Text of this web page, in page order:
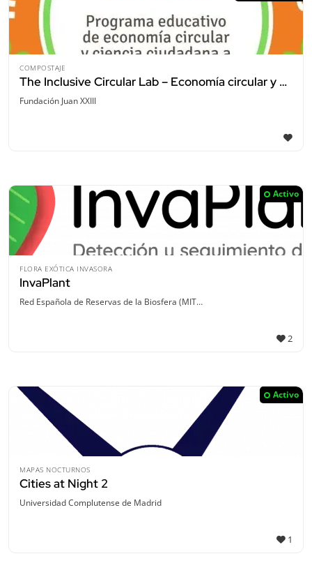
COMPOSTAJE
The Inclusive Circular Lab – Economía circular y ciencia ciudadana en escuelas
Fundación Juan XXIII
Activo
FLORA EXÓTICA INVASORA
InvaPlant
Red Española de Reservas de la Biosfera (MIT…
2
Activo
MAPAS NOCTURNOS
Cities at Night 2
Universidad Complutense de Madrid
1